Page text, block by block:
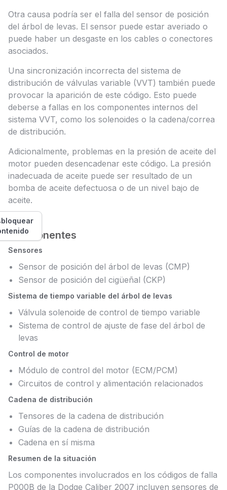
Otra causa podría ser el falla del sensor de posición
del árbol de levas. El sensor puede estar averiado o
puede haber un desgaste en los cables o conectores
asociados.
Una sincronización incorrecta del sistema de
distribución de válvulas variable (VVT) también puede
provocar la aparición de este código. Esto puede
deberse a fallas en los componentes internos del
sistema VVT, como los solenoides o la cadena/correa
de distribución.
Adicionalmente, problemas en la presión de aceite del
motor pueden desencadenar este código. La presión
inadecuada de aceite puede ser resultado de un
bomba de aceite defectuosa o de un nivel bajo de
aceite.
Componentes
Sensores
Sensor de posición del árbol de levas (CMP)
Sensor de posición del cigüeñal (CKP)
Sistema de tiempo variable del árbol de levas
Válvula solenoide de control de tiempo variable
Sistema de control de ajuste de fase del árbol de
levas
Control de motor
Módulo de control del motor (ECM/PCM)
Circuitos de control y alimentación relacionados
Cadena de distribución
Tensores de la cadena de distribución
Guías de la cadena de distribución
Cadena en sí misma
Resumen de la situación
Los componentes involucrados en los códigos de falla
P000B de la Dodge Caliber 2007 incluyen sensores de